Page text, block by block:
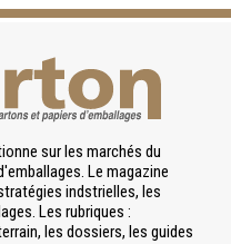
sur les marchés du
Le magazine
indstrielles, les
Les rubriques :
les dossiers, les guides